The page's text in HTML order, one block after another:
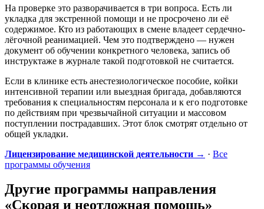
На проверке это разворачивается в три вопроса. Есть ли
укладка для экстренной помощи и не просрочено ли её
содержимое. Кто из работающих в смене владеет сердечно-
лёгочной реанимацией. Чем это подтверждено — нужен
документ об обучении конкретного человека, запись об
инструктаже в журнале такой подготовкой не считается.
Если в клинике есть анестезиологическое пособие, койки
интенсивной терапии или выездная бригада, добавляются
требования к специальностям персонала и к его подготовке
по действиям при чрезвычайной ситуации и массовом
поступлении пострадавших. Этот блок смотрят отдельно от
общей укладки.
Лицензирование медицинской деятельности → · Все
программы обучения
Другие программы направления
«Скорая и неотложная помощь»